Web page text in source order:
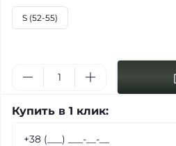
S (52-55)
Купить в 1 клик: